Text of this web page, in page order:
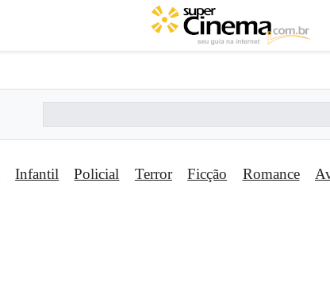
Infantil Policial Terror Ficção Romance